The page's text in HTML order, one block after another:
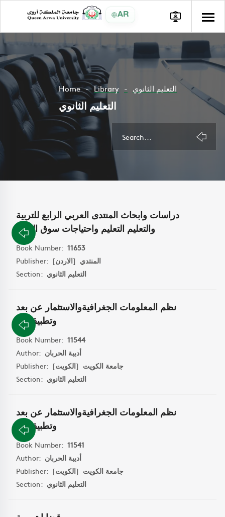
AR
Home Library التعليم الثانوي
التعليم الثانوي
دراسات وابحاث المنتدى العربي الرابع للتربية
والتعليم التعليم واحتياجات سوق العمل
Book Number: 11653
Publisher:
المنتدي [الاردن]
Section: التعليم الثانوي
نظم المعلومات الجغرافيةوالاستثمار عن بعد
وتطبيقاتهما
Book Number: 11544
Author: أديبة الحربان
Publisher:
جامعة الكويت [الكويت]
Section: التعليم الثانوي
نظم المعلومات الجغرافيةوالاستثمار عن بعد
وتطبيقاتهما
Book Number: 11541
Author: أديبة الحربان
Publisher:
جامعة الكويت [الكويت]
Section: التعليم الثانوي